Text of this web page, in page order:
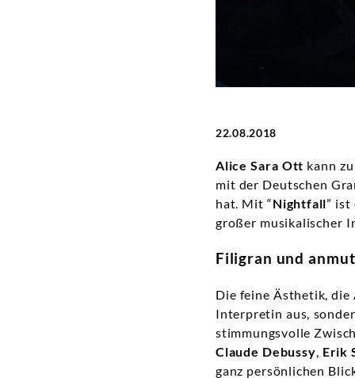
22.08.2018
Alice Sara Ott kann
mit der Deutschen
hat. Mit “Nightfall” ist
großer musikalischer
Filigran und
Die feine Ästhetik, die
Interpretin aus,
stimmungsvolle
Claude Debussy Erik
ganz persönlichen